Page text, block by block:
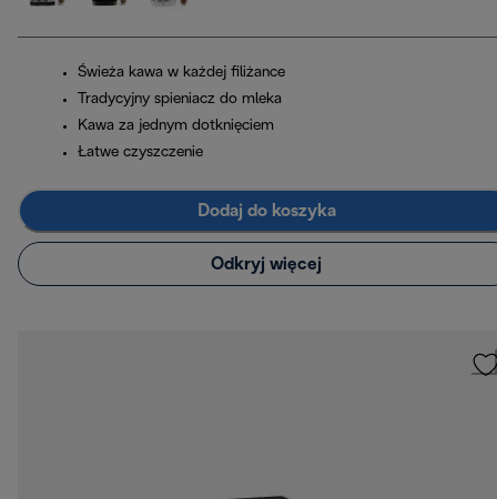
Świeża kawa w każdej filiżance
Tradycyjny spieniacz do mleka
Kawa za jednym dotknięciem
Łatwe czyszczenie
Dodaj do koszyka
Odkryj więcej